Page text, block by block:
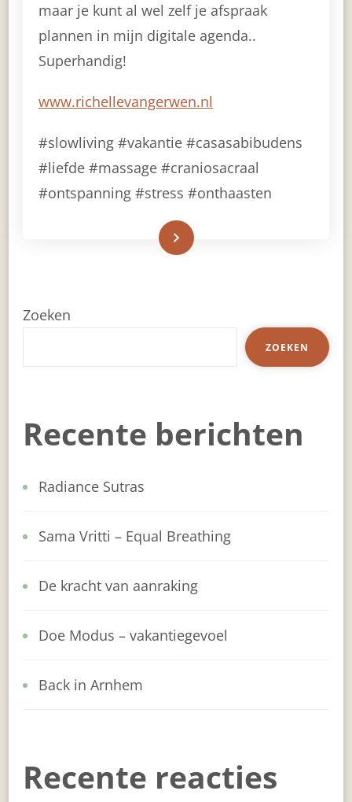
maar je kunt al wel zelf je afspraak
plannen in mijn digitale agenda..
Superhandig!
www.richellevangerwen.nl
#slowliving #vakantie #casasabibudens
#liefde #massage #craniosacraal
#ontspanning #stress #onthaasten
Read More
Zoeken
ZOEKEN
Recente berichten
Radiance Sutras
Sama Vritti – Equal Breathing
De kracht van aanraking
Doe Modus – vakantiegevoel
Back in Arnhem
Recente reacties